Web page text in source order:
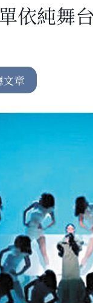
依純舞
章